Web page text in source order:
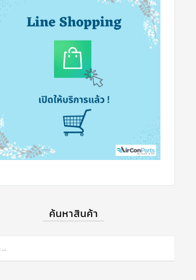
ค้นหาสินค้า